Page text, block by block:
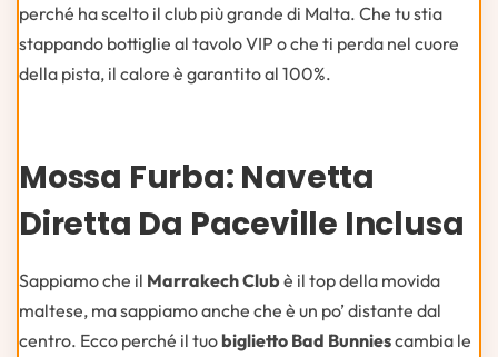
perché ha scelto il club più grande di Malta. Che tu stia
stappando bottiglie al tavolo VIP o che ti perda nel cuore
della pista, il calore è garantito al 100%.
Mossa Furba: Navetta
Diretta Da Paceville Inclusa
Sappiamo che il Marrakech Club è il top della movida
maltese, ma sappiamo anche che è un po’ distante dal
centro. Ecco perché il tuobiglietto Bad Bunniescambia le